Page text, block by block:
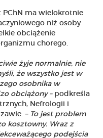
PChN ma wielokrotnie
niż osoby
obciążenie
chorego.
żyje normalnie, nie
że wszystko jest w
osobnika w
obciążony –podkreśla
Nefrologii i
– To jest problem
kosztowny. Wraz z
podejścia